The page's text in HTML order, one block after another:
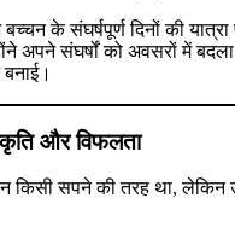
के संघर्षपूर्ण दिनों की
अपने संघर्षों को अवसरों में
और विफलता
किसी सपने की तरह था,